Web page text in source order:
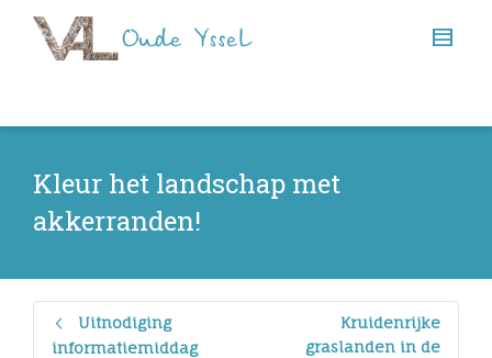
Kleur het landschap met
akkerranden!
Uitnodiging
informatiemiddag
Kruidenrijke
graslanden in de